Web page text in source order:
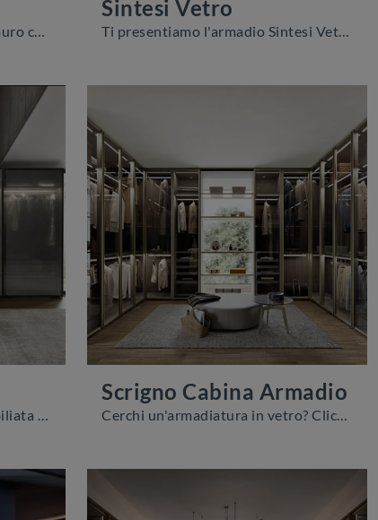
Se sei alla ricerca di armadi a muro con ante scorrevoli, clicca e scopri l'armadio Horizontal Vetro di Sangiacomo in vetro.
Sintesi Vetro
Ti presentiamo l'armadio Sintesi Vetro in vetro di Sangiacomo! Un ricco catalogo di armadi a muro con ante scorrevoli.
Scrigno Cabina Armadio